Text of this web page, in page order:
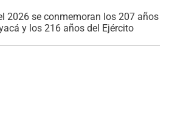
2026 se conmemoran los 207 años
y los 216 años del Ejército